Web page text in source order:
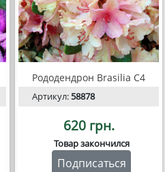
Рододендрон Brasilia С4
Артикул:58878
620 грн.
Товар закончился
Подписаться